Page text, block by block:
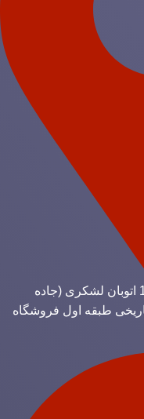
دفتر تهران: ایران، تهران کیلومتر 11 اتوبان لشکری (جاده
طبقه اول فروشگاه